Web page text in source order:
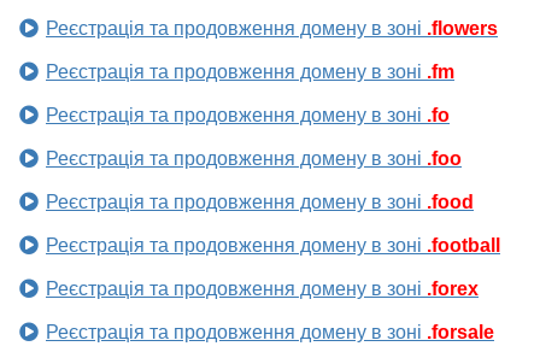
Реєстрація та продовження домену в зоні .flowers
Реєстрація та продовження домену в зоні .fm
Реєстрація та продовження домену в зоні .fo
Реєстрація та продовження домену в зоні .foo
Реєстрація та продовження домену в зоні .food
Реєстрація та продовження домену в зоні .football
Реєстрація та продовження домену в зоні .forex
Реєстрація та продовження домену в зоні .forsale